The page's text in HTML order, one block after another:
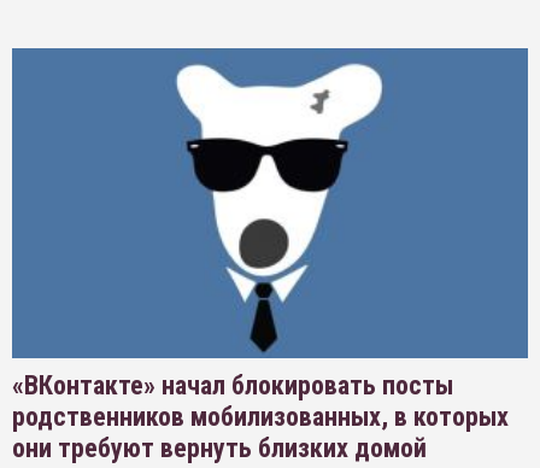
«ВКонтакте» начал блокировать посты
родственников мобилизованных, в которых
они требуют вернуть близких домой